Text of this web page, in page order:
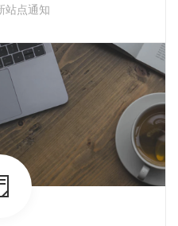
站点通知
情